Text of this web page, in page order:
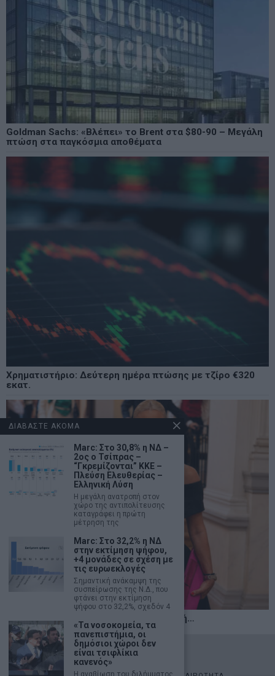
Goldman Sachs: «Βλέπει» το Brent στα $80-90 – Μεγάλη
πτώση στα παγκόσμια αποθέματα
Χρηματιστήριο: Δεύτερη ημέρα πτώσης με τζίρο €320
εκατ.
Η αληθινή παιδεία ξεκινά από την ψυχή…
2026- marketnews.gr - All Rights Reserved
ΔΙΑΒΑΣΤΕ ΑΚΟΜΑ
Marc: Στο 30,8% η ΝΔ –
2ος ο Τσίπρας –
“Γκρεμίζονται” ΚΚΕ –
Πλεύση Ελευθερίας –
Ελληνική Λύση
H μεγάλη ανατροπή στον
χώρο της αντιπολίτευσης
καταγράφει η πρώτη
μέτρηση της
Marc: Στο 32,2% η ΝΔ
στην εκτίμηση ψήφου,
+4 μονάδες σε σχέση με
τις ευρωεκλογές
Σημαντική ανάκαμψη της
συσπείρωσης της Ν.Δ., που
φτάνει στην εκτίμηση
ψήφου στο 32,2%, σχεδόν 4
«Τα νοσοκομεία, τα
πανεπιστήμια, οι
δημόσιοι χώροι δεν
είναι τσιφλίκια
κανενός»
Η αναβίωση του διλήμματος